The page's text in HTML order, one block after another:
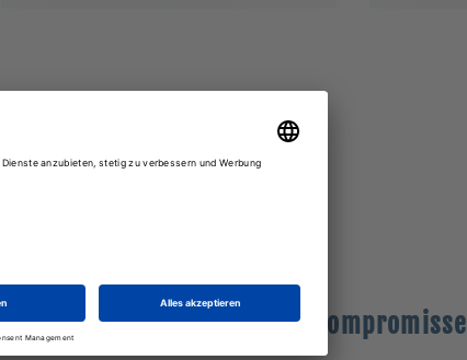
Spürbar sauber, ganz ohne Kompromisse